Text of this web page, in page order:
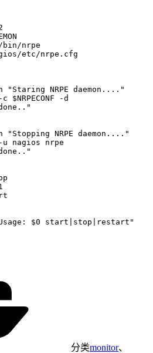
bin/nrpe
etc/nrpe.cfg
"Staring NRPE daemon...."
$NRPECONF -d
"Stopping NRPE daemon...."
nagios nrpe
$0 start|stop|restart"
分类monitor、